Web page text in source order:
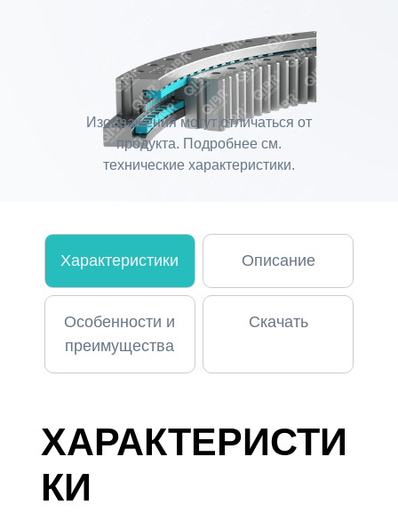
Изображения могут отличаться от
продукта. Подробнее см.
технические характеристики.
Характеристики Описание
Особенности и
преимущества
Скачать
ХАРАКТЕРИСТИ
КИ